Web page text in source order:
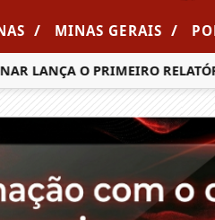
/ MINAS GERAIS /
LANÇA O PRIMEIRO